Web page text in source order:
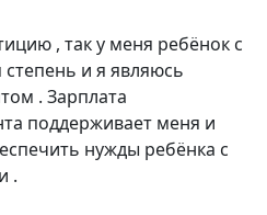
, так у меня ребёнок с
и я являюсь
. Зарплата
поддерживает меня и
нужды ребёнка с
.